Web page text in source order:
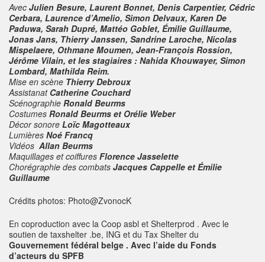
Avec Julien Besure, Laurent Bonnet, Denis Carpentier, Cédric
Cerbara, Laurence d’Amelio, Simon Delvaux, Karen De
Paduwa, Sarah Dupré, Mattéo Goblet, Émilie Guillaume,
Jonas Jans, Thierry Janssen, Sandrine Laroche, Nicolas
Mispelaere, Othmane Moumen, Jean-François Rossion,
Jérôme Vilain, et les stagiaires : Nahida Khouwayer, Simon
Lombard, Mathilda Reim.
Mise en scène Thierry Debroux
Assistanat Catherine Couchard
Scénographie Ronald Beurms
Costumes Ronald Beurms et Orélie Weber
Décor sonore Loïc Magotteaux
Lumières Noé Francq
Vidéos Allan Beurms
Maquillages et coiffures Florence Jasselette
Chorégraphie des combats Jacques Cappelle et Émilie
Guillaume
Crédits photos: Photo@ZvonocK
En coproduction avec la Coop asbl et Shelterprod . Avec le
soutien de taxshelter .be, ING et du Tax Shelter du
Gouvernement fédéral belge . Avec l’aide du Fonds
d’acteurs du SPFB